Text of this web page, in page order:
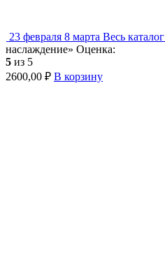
23 февраля 8 марта Весь каталог
наслаждение» Оценка:
5 из 5
2600,00 ₽ В корзину